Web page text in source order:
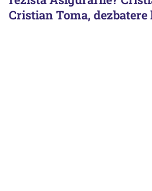
Cristian Toma, dezbatere